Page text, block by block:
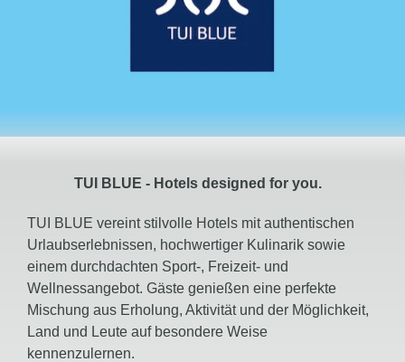
TUI BLUE - Hotels designed for you.
TUI BLUE vereint stilvolle Hotels mit authentischen
Urlaubserlebnissen, hochwertiger Kulinarik sowie
einem durchdachten Sport-, Freizeit- und
Wellnessangebot. Gäste genießen eine perfekte
Mischung aus Erholung, Aktivität und der Möglichkeit,
Land und Leute auf besondere Weise
kennenzulernen.